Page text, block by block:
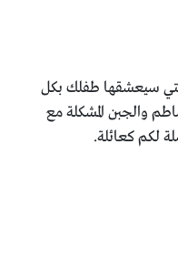
سيعشقها طفلك بكل
والجبن المشكلة مع
لكم كعائلة.